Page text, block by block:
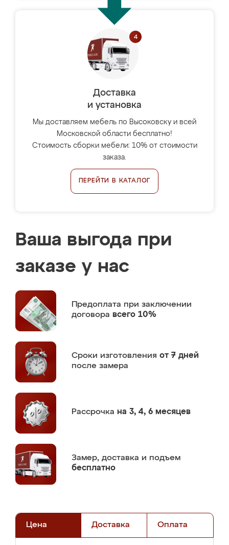
Доставка
и установка
Мы доставляем мебель по Высоковску и всей
Московской области бесплатно!
Стоимость сборки мебели: 10% от стоимости
заказа.
ПЕРЕЙТИ В КАТАЛОГ
Ваша выгода при
заказе у нас
Предоплата при заключении
договора всего 10%
Сроки изготовления от 7 дней
после замера
Рассрочка на 3, 4, 6 месяцев
Замер, доставка и подъем
бесплатно
Цена Доставка Оплата